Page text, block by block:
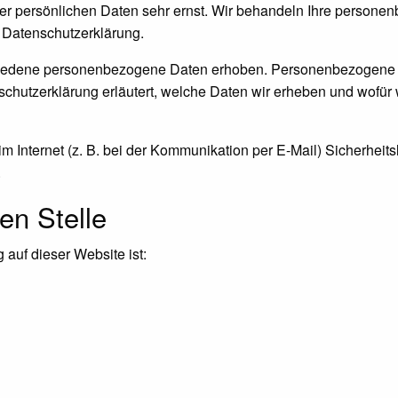
persönlichen Daten sehr ernst. Wir behandeln Ihre
personenbezogene Daten erhoben.
erläutert, welche Daten wir erheben und
Internet (z. B. bei der Kommunikation per E-Mail)
Stelle
dieser Website ist: